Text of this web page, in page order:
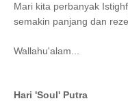
Mari kita perbanyak
semakin panjang dan
Wallahu'alam...
Hari 'Soul' Putra